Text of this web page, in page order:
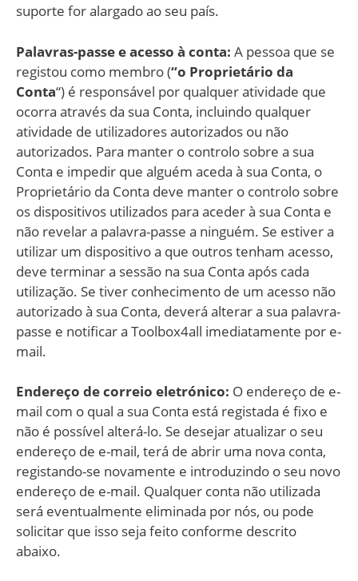
suporte for alargado ao seu país.
Palavras-passe e acesso à conta: A pessoa que se
registou como membro (“o Proprietário da
Conta“) é responsável por qualquer atividade que
ocorra através da sua Conta, incluindo qualquer
atividade de utilizadores autorizados ou não
autorizados. Para manter o controlo sobre a sua
Conta e impedir que alguém aceda à sua Conta, o
Proprietário da Conta deve manter o controlo sobre
os dispositivos utilizados para aceder à sua Conta e
não revelar a palavra-passe a ninguém. Se estiver a
utilizar um dispositivo a que outros tenham acesso,
deve terminar a sessão na sua Conta após cada
utilização. Se tiver conhecimento de um acesso não
autorizado à sua Conta, deverá alterar a sua palavra-
passe e notificar a Toolbox4all imediatamente por e-
mail.
Endereço de correio eletrónico: O endereço de e-
mail com o qual a sua Conta está registada é fixo e
não é possível alterá-lo. Se desejar atualizar o seu
endereço de e-mail, terá de abrir uma nova conta,
registando-se novamente e introduzindo o seu novo
endereço de e-mail. Qualquer conta não utilizada
será eventualmente eliminada por nós, ou pode
solicitar que isso seja feito conforme descrito
abaixo.